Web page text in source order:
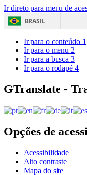
Ir direto para menu de
BRASIL
Ir para o conteúdo 1
Ir para o menu 2
Ir para a busca 3
Ir para o rodapé 4
GTranslate -
Opções de
Acessibilidade
Alto contraste
Mapa do site